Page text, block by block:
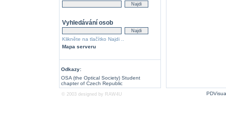
Vyhledávání osob
Klikněte na tlačítko Najdi ..
Mapa serveru
Odkazy:
OSA (the Optical Society) Student
chapter of Czech Republic
© 2003 designed by RAW4U